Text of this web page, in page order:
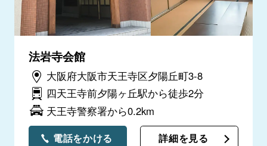
法岩寺会館
大阪府大阪市天王寺区夕陽丘町3-8
四天王寺前夕陽ヶ丘駅から徒歩2分
天王寺警察署から0.2km
電話をかける 詳細を見る